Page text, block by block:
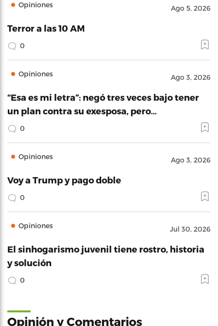
Opiniones Ago 5, 2026
Terror a las 10 AM
0
Opiniones Ago 3, 2026
“Esa es mi letra”: negó tres veces bajo tener
un plan contra su exesposa, pero…
0
Opiniones Ago 3, 2026
Voy a Trump y pago doble
0
Opiniones Jul 30, 2026
El sinhogarismo juvenil tiene rostro, historia
y solución
0
Opinión y Comentarios